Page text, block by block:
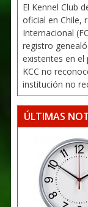
El Kennel Club
oficial en Chile,
Internacional
registro
existentes en el
KCC no
institución no
ÚLTIMAS